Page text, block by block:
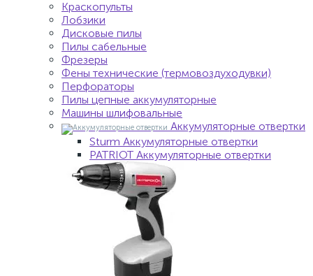
Краскопульты
Лобзики
Дисковые пилы
Пилы сабельные
Фрезеры
Фены технические (термовоздуходувки)
Перфораторы
Пилы цепные аккумуляторные
Машины шлифовальные
Аккумуляторные отвертки
Sturm Аккумуляторные отвертки
PATRIOT Аккумуляторные отвертки